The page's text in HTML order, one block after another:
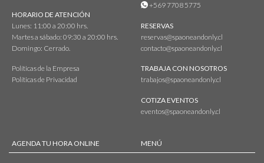
HORARIO DE ATENCIÓN
Lunes: 11:00 a 20:00 hrs.
Martes a sábado: 09:30 a 20:00 hrs.
Domingo: Cerrado.
Políticas de la Empresa
Políticas de Privacidad
+569 7708 5775
RESERVAS
reservas@spaoneandonly.cl
contacto@spaoneandonly.cl
TRABAJA CON NOSOTROS
trabajos@spaoneandonly.cl
COTIZA EVENTOS
eventos@spaoneandonly.cl
AGENDA TU HORA ONLINE MENÚ